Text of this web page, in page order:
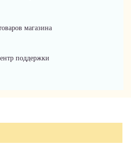
магазина
поддержки